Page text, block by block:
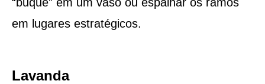
em lugares estratégicos.
Lavanda